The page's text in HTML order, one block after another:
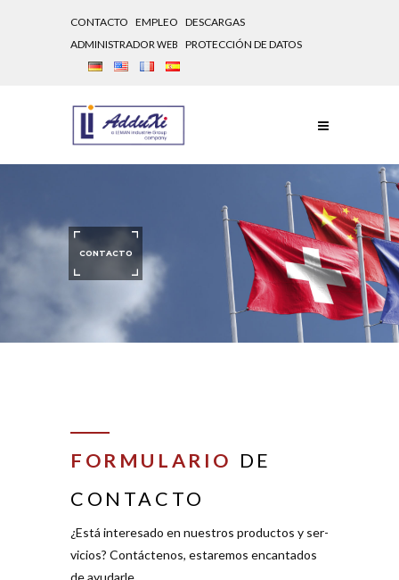
CONTACTO EMPLEO DESCARGAS
ADMINISTRADORWEB PROTECCIÓN DE DATOS
CONTACTO
FORMULARIO DE
CONTACTO
¿Está inte­resado en nuestros pro­ductos y ser­
vicios? Con­tác­tenos, estaremos encan­tados